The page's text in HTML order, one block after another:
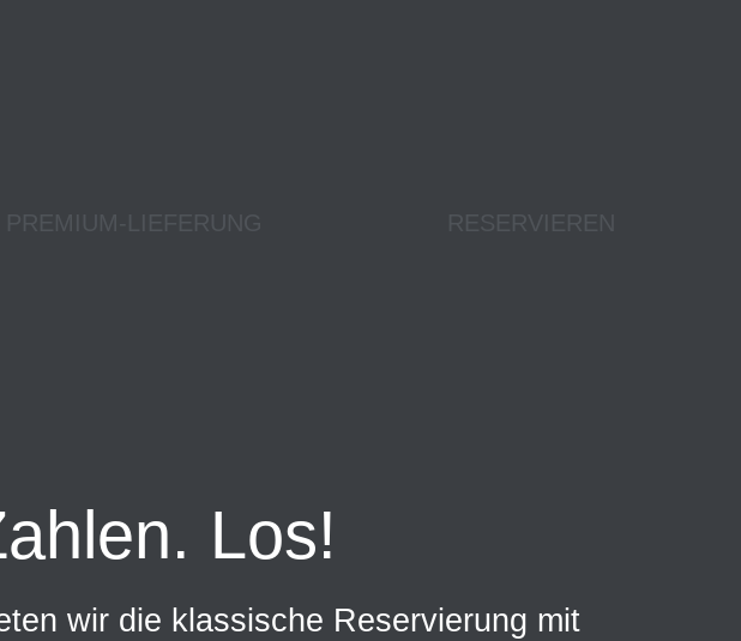
Los!
wir die klassische Reservierung mit